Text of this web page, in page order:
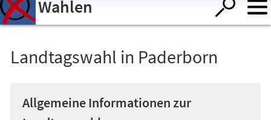
Assistenzsoftware
öffnen.
Wahlen
Landtagswahl in Paderborn
Allgemeine Informationen zur